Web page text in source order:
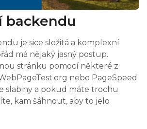
backendu
je sice složitá a komplexní
má nějaký jasný postup.
stránku pomocí některé z
nebo PageSpeed
slabiny a pokud máte trochu
kam šáhnout, aby to jelo